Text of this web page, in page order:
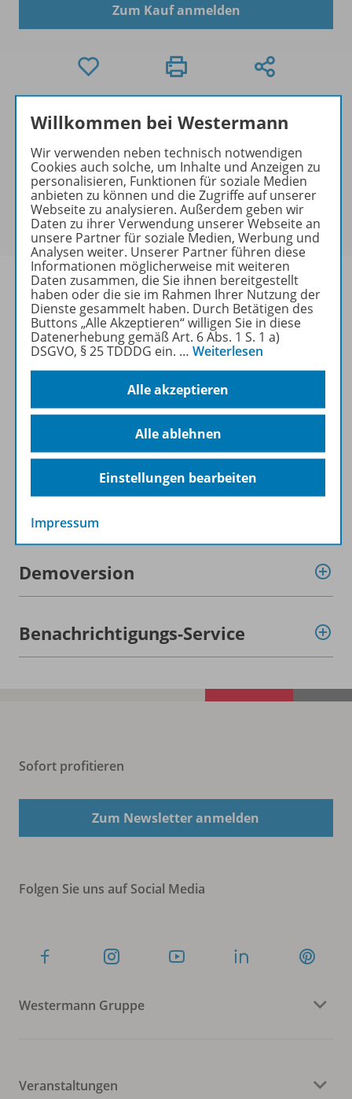
Zum Kauf anmelden
Exklusiver Kundenkreis
Dieses Produkt darf nur von
Ausbildern/Ausbilderinnen, Dozenten/Dozentinnen,
Erziehern/Erzieherinnen, Lehrkräften,
Referendaren/Referendarinnen,
Studenten/Studentinnen und Universitätslehrenden
erworben werden.
Produktinformationen
Beschreibung
Lizenzbedingungen
Demoversion
Benachrichtigungs-Service
Sofort profitieren
Zum Newsletter anmelden
Folgen Sie uns auf Social Media
Westermann Gruppe
Veranstaltungen
Willkommen bei Westermann
Wir verwenden neben technisch notwendigen
Cookies auch solche, um Inhalte und Anzeigen zu
personalisieren, Funktionen für soziale Medien
anbieten zu können und die Zugriffe auf unserer
Webseite zu analysieren. Außerdem geben wir
Daten zu ihrer Verwendung unserer Webseite an
unsere Partner für soziale Medien, Werbung und
Analysen weiter. Unserer Partner führen diese
Informationen möglicherweise mit weiteren
Daten zusammen, die Sie ihnen bereitgestellt
haben oder die sie im Rahmen Ihrer Nutzung der
Dienste gesammelt haben. Durch Betätigen des
Buttons „Alle Akzeptieren“ willigen Sie in diese
Datenerhebung gemäß Art. 6 Abs. 1 S. 1 a)
DSGVO, § 25 TDDDG ein. … Weiterlesen
Alle akzeptieren
Alle ablehnen
Einstellungen bearbeiten
Impressum